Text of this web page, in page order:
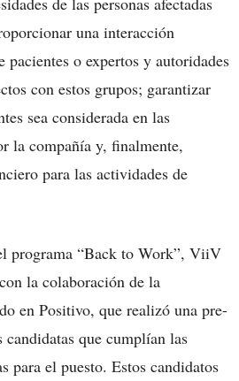
una interacción
pacientes o expertos y autoridades
con estos grupos; garantizar
sea considerada en las
la compañía y, finalmente,
para las actividades de
programa “Back to Work”, ViiV
la colaboración de la
en Positivo, que realizó una pre-
candidatas que cumplían las
para el puesto. Estos candidatos